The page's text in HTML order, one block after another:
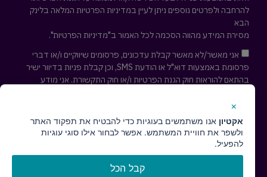
להרחבה ולפרטים נוספים ניתן לעיין במדיניות הפרטיות המלאה בלינק
הבא
מסירת המידע מהווה הסכמה לכל האמור ב"מדיניות הפרטיות".
אני מאשר/לא מאשר קבלת עדכונים, פרסומים שיווקיים ו/או דברי
פרסומת באמצעות דוא"ל או הודעת SMS, וכן קבלת פניות בדיוור ישיר
בהתאם להוראות חוק הגנת הפרטיות ו/או חוק התקשורת. אני מודע
עדכונים ופרסומים שיווקיים בכל עת ע"י פניה למייל
חזרו אליי ↢
×
אקטיון אנו משתמשים בעוגיות כדי להבטיח את תפקוד האתר
ולשפר את חוויית המשתמש. אפשר לבחור אילו סוגי עוגיות
להפעיל.
קבל הכל